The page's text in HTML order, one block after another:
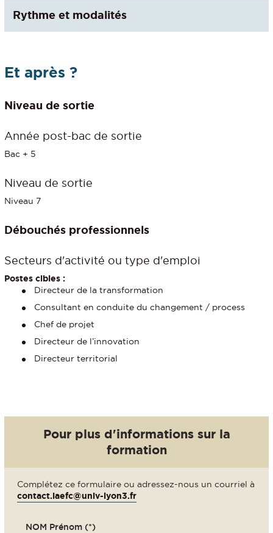
Rythme et modalités
Et après ?
Niveau de sortie
Année post-bac de sortie
Bac + 5
Niveau de sortie
Niveau 7
Débouchés professionnels
Secteurs d'activité ou type d'emploi
Postes cibles :
Directeur de la transformation
Consultant en conduite du changement / process
Chef de projet
Directeur de l’innovation
Directeur territorial
Pour plus d'informations sur la
formation
Complétez ce formulaire ou adressez-nous un courriel à
contact.iaefc@univ-lyon3.fr
NOM Prénom (*)